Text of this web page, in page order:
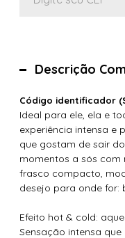
Descrição
Código identificador
Ideal para ele, ela e
experiência intensa e
que gostam de sair
momentos a sós com
frasco compacto,
desejo para onde for:
Efeito hot & cold:
Sensação intensa